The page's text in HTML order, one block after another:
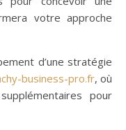
votre approche
d’une stratégie
business-pro.fr, où
pour